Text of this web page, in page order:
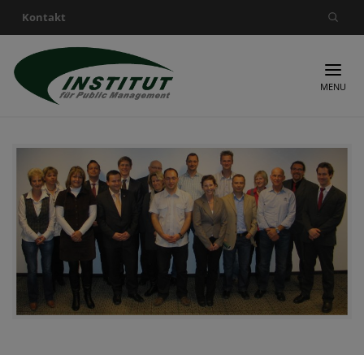
Kontakt
Suche nach:
MENU